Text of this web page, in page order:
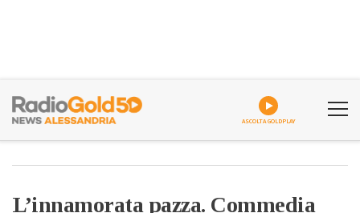
ASCOLTA GOLDPLAY
L’innamorata pazza. Commedia